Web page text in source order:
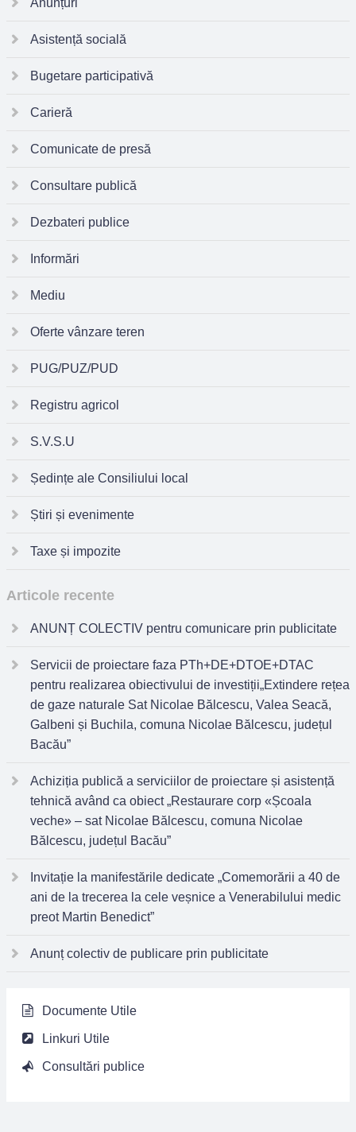
Anunțuri
Asistență socială
Bugetare participativă
Carieră
Comunicate de presă
Consultare publică
Dezbateri publice
Informări
Mediu
Oferte vânzare teren
PUG/PUZ/PUD
Registru agricol
S.V.S.U
Ședințe ale Consiliului local
Știri și evenimente
Taxe și impozite
Articole recente
ANUNȚ COLECTIV pentru comunicare prin publicitate
Servicii de proiectare faza PTh+DE+DTOE+DTAC
pentru realizarea obiectivului de investiții„Extindere rețea
de gaze naturale Sat Nicolae Bălcescu, Valea Seacă,
Galbeni și Buchila, comuna Nicolae Bălcescu, județul
Bacău”
Achiziția publică a serviciilor de proiectare și asistență
tehnică având ca obiect „Restaurare corp «Școala
veche» – sat Nicolae Bălcescu, comuna Nicolae
Bălcescu, județul Bacău”
Invitație la manifestările dedicate „Comemorării a 40 de
ani de la trecerea la cele veșnice a Venerabilului medic
preot Martin Benedict”
Anunț colectiv de publicare prin publicitate
Documente Utile
Linkuri Utile
Consultări publice